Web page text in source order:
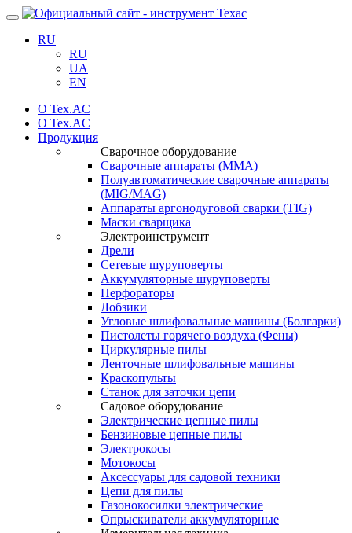
Навигация
RU
RU
UA
EN
О Tex.AC
О Tex.AC
Продукция
Сварочное оборудование
Сварочные аппараты (ММА)
Полуавтоматические сварочные аппараты
(MIG/MAG)
Аппараты аргонодуговой сварки (TIG)
Маски сварщика
Электроинструмент
Дрели
Сетевые шуруповерты
Аккумуляторные шуруповерты
Перфораторы
Лобзики
Угловые шлифовальные машины (Болгарки)
Пистолеты горячего воздуха (Фены)
Циркулярные пилы
Ленточные шлифовальные машины
Краскопульты
Станок для заточки цепи
Садовое оборудование
Электрические цепные пилы
Бензиновые цепные пилы
Электрокосы
Мотокосы
Аксессуары для садовой техники
Цепи для пилы
Газонокосилки электрические
Опрыскиватели аккумуляторные